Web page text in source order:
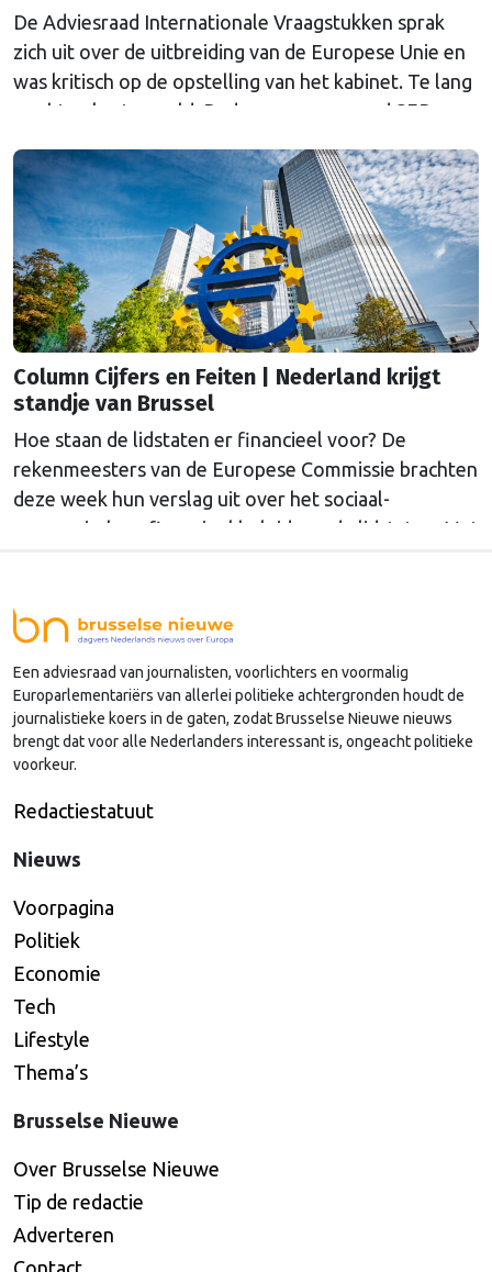
De Adviesraad Internationale Vraagstukken sprak
zich uit over de uitbreiding van de Europese Unie en
was kritisch op de opstelling van het kabinet. Te lang
wachten kosten geld. Reden voor voor oud SER-
Column Cijfers en Feiten | Nederland krijgt
standje van Brussel
Hoe staan de lidstaten er financieel voor? De
rekenmeesters van de Europese Commissie brachten
deze week hun verslag uit over het sociaal-
economisch en financieel beleid van de lidstaten. Met
Een adviesraad van journalisten, voorlichters en voormalig
Europarlementariërs van allerlei politieke achtergronden houdt de
journalistieke koers in de gaten, zodat Brusselse Nieuwe nieuws
brengt dat voor alle Nederlanders interessant is, ongeacht politieke
voorkeur.
Redactiestatuut
Nieuws
Voorpagina
Politiek
Economie
Tech
Lifestyle
Thema’s
Brusselse Nieuwe
Over Brusselse Nieuwe
Tip de redactie
Adverteren